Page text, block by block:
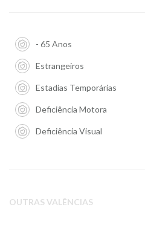
- 65 Anos
Estrangeiros
Estadias Temporárias
Deficiência Motora
Deficiência Visual
OUTRAS VALÊNCIAS